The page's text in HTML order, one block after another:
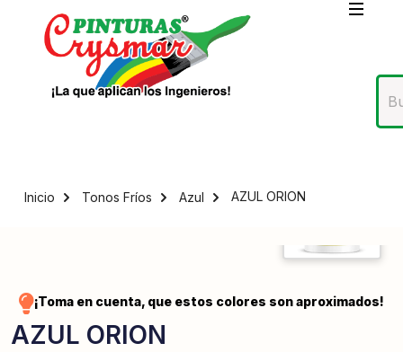
Inicio Tonos Fríos Azul AZUL ORION
¡Toma en cuenta, que estos colores son aproximados!
AZUL ORION